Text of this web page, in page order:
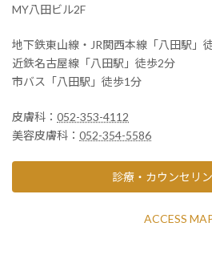
MY八田ビル2F
地下鉄東山線・JR関西本線「八田駅」
近鉄名古屋線「八田駅」徒歩2分
市バス「八田駅」徒歩1分
皮膚科： 052-353-4112
美容皮膚科： 052-354-5586
診療・カウンセリ
ACCESS